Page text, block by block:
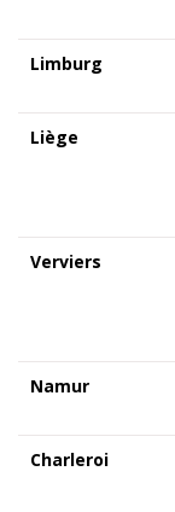
Limburg
Liège
Verviers
Namur
Charleroi